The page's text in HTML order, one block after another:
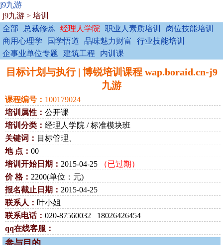
j9九游
j9九游 > 培训
全部
总裁修炼 经理人学院 职业人素质培训
岗位技能培训
商用心理学
国学悟道 品味魅力财富
行业技能培训
企事业单位专题
建筑工程 内训课
目标计划与执行 | 博锐培训课程 wap.boraid.cn-j9
九游
课程编号： 100179024
培训属性： 公开课
培训分类： 经理人学院 / 标准模块班
关键词： 目标管理、
地 点： 00
培训开始日期： 2015-04-25
（已过期）
价 格： 2200(单位：元)
报名截止日期： 2015-04-25
联系人： 叶小姐
联系电话： 020-87560032 18026426454
qq在线客服：
参与目的